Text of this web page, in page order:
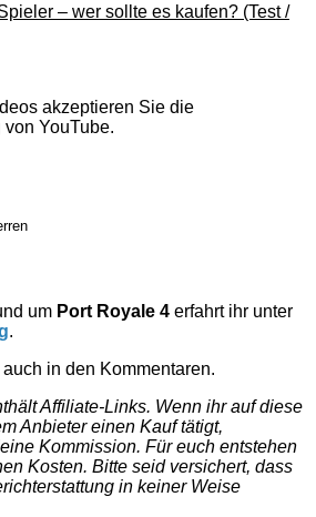
– wer sollte es kaufen? (Test /
akzeptieren Sie die
YouTube.
um Port Royale 4 erfahrt ihr unter
.
in den Kommentaren.
Affiliate-Links. Wenn ihr auf diese
Anbieter einen Kauf tätigt,
Kommission. Für euch entstehen
Kosten. Bitte seid versichert, dass
in keiner Weise